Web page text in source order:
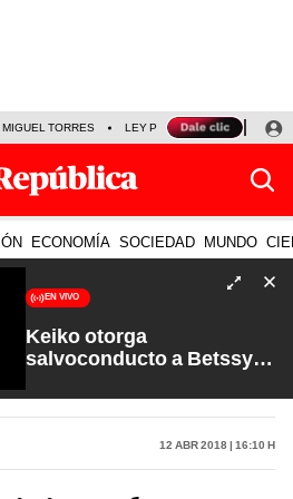
MIGUEL TORRES LEY PULPÍN PRECIO DEL
ECONOMÍA SOCIEDAD MUNDO
EN VIVO
Keiko otorga
salvoconducto a Betssy
Petroperú | Sin Guion con
Rosa María Palacios
12 Abr 2018 | 16:10 h